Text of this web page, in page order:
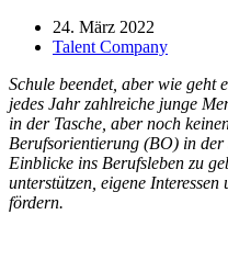
24. März 2022
Talent Company
Schule beendet, aber wie geht
jedes Jahr zahlreiche junge
in der Tasche, aber noch
Berufsorientierung (BO) in der
Einblicke ins Berufsleben zu
unterstützen, eigene
fördern.